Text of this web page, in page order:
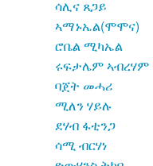
ሳሊና ጸጋይ
ኣማኑኤል(ሞሞና)
ሮቤል ሚካኤል
ሩፍታሌም ኣብረሃም
ባጀት መሓሪ
ሚለን ሃይሉ
ደሃብ ፋቲንጋ
ሳሚ ብርሃነ